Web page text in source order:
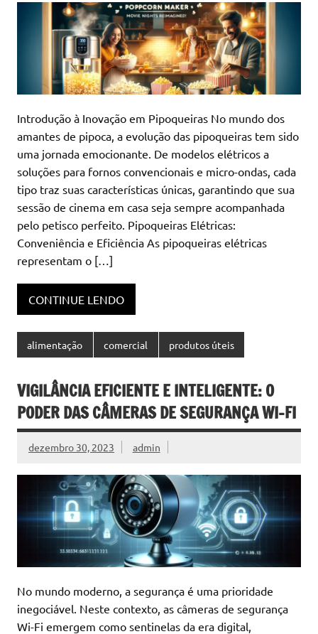
Introdução à Inovação em Pipoqueiras No mundo dos
amantes de pipoca, a evolução das pipoqueiras tem sido
uma jornada emocionante. De modelos elétricos a
soluções para fornos convencionais e micro-ondas, cada
tipo traz suas características únicas, garantindo que sua
sessão de cinema em casa seja sempre acompanhada
pelo petisco perfeito. Pipoqueiras Elétricas:
Conveniência e Eficiência As pipoqueiras elétricas
representam o […]
CONTINUE LENDO
alimentação comercial produtos úteis
VIGILÂNCIA EFICIENTE E INTELIGENTE: O
PODER DAS CÂMERAS DE SEGURANÇA WI-FI
dezembro 30, 2023 admin
No mundo moderno, a segurança é uma prioridade
inegociável. Neste contexto, as câmeras de segurança
Wi-Fi emergem como sentinelas da era digital,